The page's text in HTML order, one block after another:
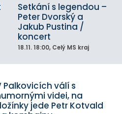
Setkání s legendou –
Peter Dvorský a
Jakub Pustina /
koncert
18.11. 18:00, Celý MS kraj
Palkovicích válí s
videi, na
jede Petr Kotvald